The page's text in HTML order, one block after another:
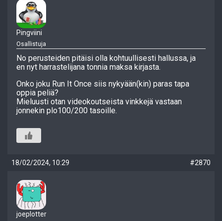
Pingviini
Osallistuja
No perusteiden pitäisi olla kohtuullisesti hallussa, ja
en nyt harrastelijana tonnia maksa kirjasta.
Onko joku Run It Once siis nykyään(kin) paras tapa
oppia peliä?
Mieluusti otan videokoutseista vinkkejä vastaan
jonnekin plo100/200 tasoille.
18/02/2024, 10:29 #2870
joeplotter